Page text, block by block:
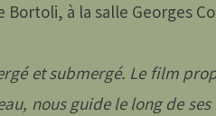
à la salle Georges
et submergé. Le film
nous guide le long de